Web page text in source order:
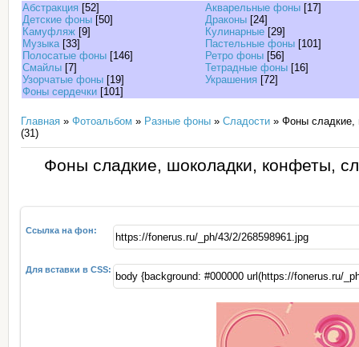
Абстракция [52] Акварельные фоны [17]
Детские фоны [50] Драконы [24]
Камуфляж [9] Кулинарные [29]
Музыка [33] Пастельные фоны [101]
Полосатые фоны [146] Ретро фоны [56]
Смайлы [7] Тетрадные фоны [16]
Узорчатые фоны [19] Украшения [72]
Фоны сердечки [101]
Главная » Фотоальбом » Разные фоны » Сладости » Фоны сладкие,
(31)
Фоны сладкие, шоколадки, конфеты,
Ссылка на фон:
Для вставки в CSS: